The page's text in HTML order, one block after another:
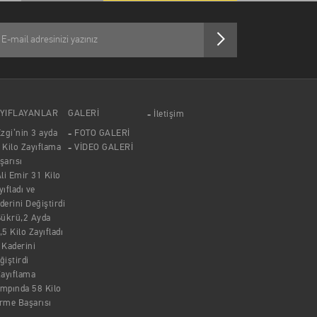
3 ayda
Kilo Zayıflama
Emir 31 Kilo
ve
Değiştirdi
Ayda
Kilo Zayıfladı
Kaderini
58 Kilo
Başarısı
GALERİ
FOTO GALERİ
VİDEO GALERİ
İletişim